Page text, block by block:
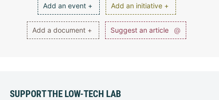
Add an event + Add an initiative +
Add a document + Suggest an article @
SUPPORT THE LOW-TECH LAB